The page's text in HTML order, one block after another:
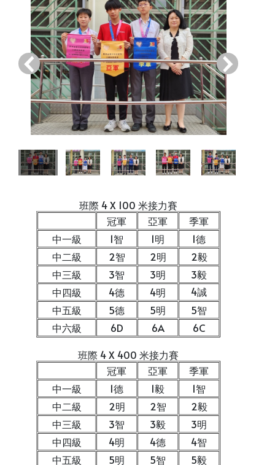
‹ ›
班際 4 X 100 米接力賽
冠軍
亞軍
季軍
中一級
1智 1明
1德
中二級
2智 2明
2毅
中三級
3智 3明
3毅
中四級
4德 4明
4誠
中五級
5德 5明
5智
中六級
6D 6A
6C
班際 4 X 400 米接力賽
冠軍
亞軍
季軍
中一級
1德 1毅
1智
中二級
2明 2智
2毅
中三級
3智 3毅
3明
中四級
4明 4德
4智
中五級
5明 5智 5毅